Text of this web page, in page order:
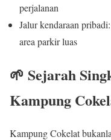
perjalanan
Jalur kendaraan
area parkir luas
🌱 Sejarah
Kampung
Kampung Cokelat